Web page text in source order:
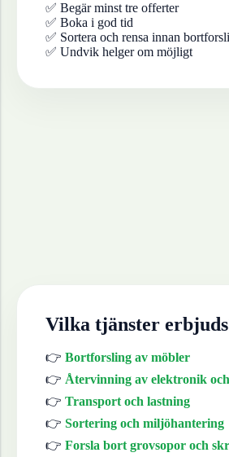
✅ Begär minst tre offerter
✅ Boka i god tid
✅ Sortera och rensa innan
✅ Undvik helger om möjligt
Vilka tjänster
👉 Bortforsling av möbler
👉 Återvinning av elektronik
👉 Transport och lastning
👉 Sortering och miljöhantering
👉 Forsla bort grovsopor och